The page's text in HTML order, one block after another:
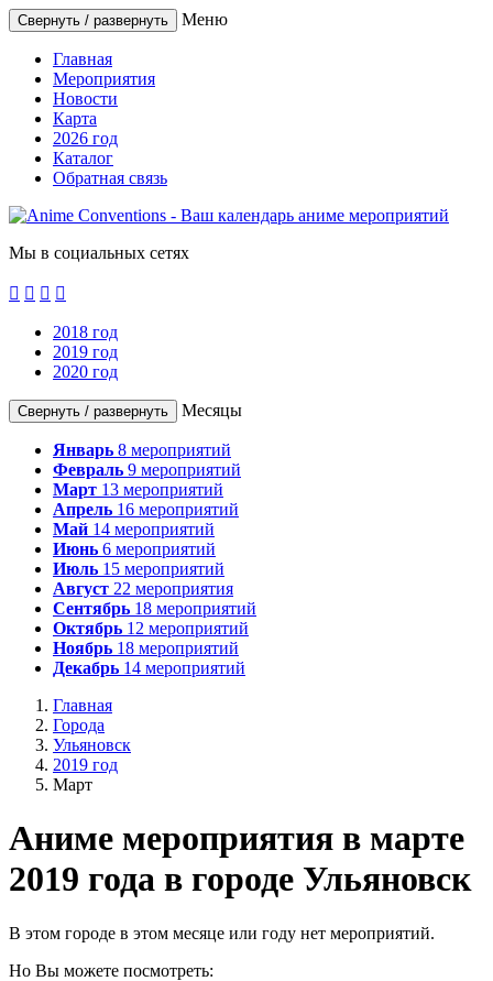
Свернуть / развернуть Меню
Главная
Мероприятия
Новости
Карта
2026 год
Каталог
Обратная связь
Мы в социальных сетях
   
2018 год
2019 год
2020 год
Свернуть / развернуть Месяцы
Январь 8 мероприятий
Февраль 9 мероприятий
Март 13 мероприятий
Апрель 16 мероприятий
Май 14 мероприятий
Июнь 6 мероприятий
Июль 15 мероприятий
Август 22 мероприятия
Сентябрь 18 мероприятий
Октябрь 12 мероприятий
Ноябрь 18 мероприятий
Декабрь 14 мероприятий
Главная
Города
Ульяновск
2019 год
Март
Аниме мероприятия в марте
2019 года в городе Ульяновск
В этом городе в этом месяце или году нет мероприятий.
Но Вы можете посмотреть: